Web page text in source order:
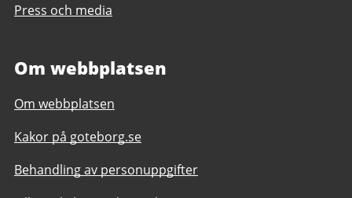
Press och media
Om webbplatsen
Om webbplatsen
Kakor på goteborg.se
Behandling av personuppgifter